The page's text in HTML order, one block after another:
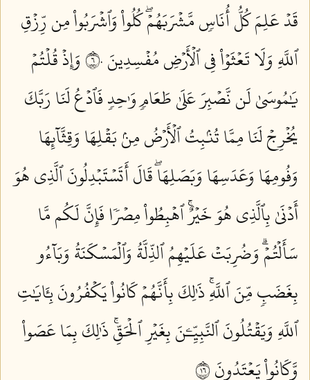
قَدۡ عَلِمَ كُلُّ أُنَاسٖ مَّشۡرَبَهُمۡۖ كُلُواْ وَٱشۡرَبُواْ مِن رِّزۡقِ
ٱللَّهِ وَلَا تَعۡثَوۡاْ فِي ٱلۡأَرۡضِ مُفۡسِدِينَ ٦٠
وَإِذۡ قُلۡتُمۡ
يَٰمُوسَىٰ لَن نَّصۡبِرَ عَلَىٰ طَعَامٖ وَٰحِدٖ فَٱدۡعُ لَنَا رَبَّكَ
يُخۡرِجۡ لَنَا مِمَّا تُنۢبِتُ ٱلۡأَرۡضُ مِنۢ بَقۡلِهَا وَقِثَّآئِهَا
وَفُومِهَا وَعَدَسِهَا وَبَصَلِهَاۖ قَالَ أَتَسۡتَبۡدِلُونَ ٱلَّذِي هُوَ
أَدۡنَىٰ بِٱلَّذِي هُوَ خَيۡرٌۚ ٱهۡبِطُواْ مِصۡرٗا فَإِنَّ لَكُم مَّا
سَأَلۡتُمۡۗ وَضُرِبَتۡ عَلَيۡهِمُ ٱلذِّلَّةُ وَٱلۡمَسۡكَنَةُ وَبَآءُو
بِغَضَبٖ مِّنَ ٱللَّهِۚ ذَٰلِكَ بِأَنَّهُمۡ كَانُواْ يَكۡفُرُونَ بِـَٔايَٰتِ
ٱللَّهِ وَيَقۡتُلُونَ ٱلنَّبِيِّـۧنَ بِغَيۡرِ ٱلۡحَقِّۚ ذَٰلِكَ بِمَا عَصَواْ
وَّكَانُواْ يَعۡتَدُونَ ٦١